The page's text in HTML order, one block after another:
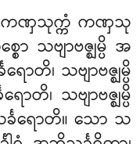
မ္မံ ကဏှသုက္ကံ ကဏှသု
ာ သဗျာဗဇ္ဈမ္ပိ အ
ာတိ၊ သဗျာဗဇ္ဈမ္ပိ
ာတိ၊ သဗျာဗဇ္ဈမ္ပိ
င်္ခရောတိ။ သော သ